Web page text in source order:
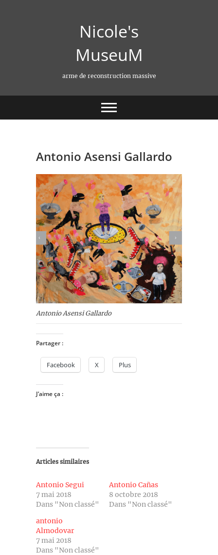
Nicole's
MuseuM
arme de reconstruction massive
Antonio Asensi Gallardo
Antonio Asensi Gallardo
Partager :
Facebook X Plus
J’aime ça :
Articles similaires
Antonio Segui
7 mai 2018
Dans "Non classé"
Antonio Cañas
8 octobre 2018
Dans "Non classé"
antonio
Almodovar
7 mai 2018
Dans "Non classé"